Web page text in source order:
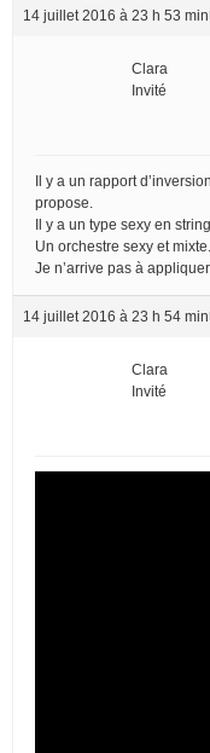
14 juillet 2016 à 23 h 53 min
Clara
Invité
Il y a un rapport
propose.
Il y a un type sexy en
Un orchestre sexy et mixte.
Je n’arrive pas à
14 juillet 2016 à 23 h 54 min
Clara
Invité